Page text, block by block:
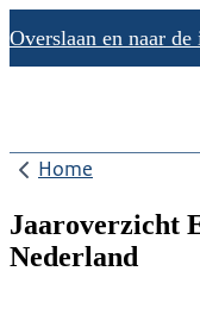
Overslaan en naar de
Home
Jaaroverzicht
Nederland